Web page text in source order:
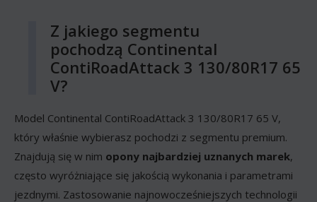
Z jakiego segmentu
pochodzą Continental
ContiRoadAttack 3 130/80R17 65
V?
Model Continental ContiRoadAttack 3 130/80R17 65 V,
który właśnie wybierasz pochodzi z segmentu premium.
Znajdują się w nim opony najbardziej uznanych marek,
często wyróżniające się jakością wykonania i parametrami
jezdnymi. Zastosowanie najnowocześniejszych technologii